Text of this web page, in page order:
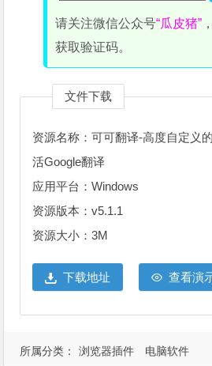
请关注微信公众号“瓜皮猪”
获取验证码。
文件下载
资源名称：可可翻译-高度自定义
活Google翻译
应用平台：Windows
资源版本：v5.1.1
资源大小：3M
下载地址 查看演
所属分类： 浏览器插件 电脑软件